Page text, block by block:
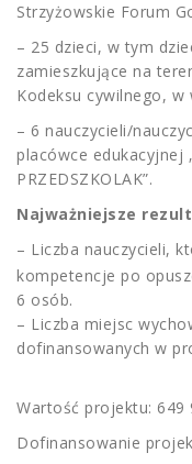
Strzyżowskie Forum
– 25 dzieci, w tym
zamieszkujące na
Kodeksu cywilnego, w
– 6 nauczycieli/
placówce edukacyjnej
PRZEDSZKOLAK”.
Najważniejsze
– Liczba nauczycieli,
kompetencje po
6 osób.
– Liczba miejsc
dofinansowanych w
Wartość projektu: 649
Dofinansowanie